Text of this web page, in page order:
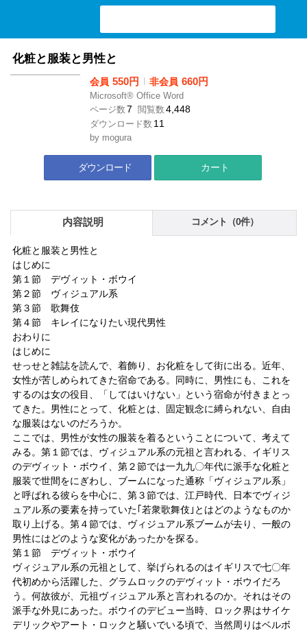
化粧と服装と男性と
会員 550円 l 非会員 660円
Microsoft® Office Word
ページ数 7 閲覧数 4,448
ダウンロード数 11
by mogura
ダウンロード カート
内容説明 コメント（0件）
化粧と服装と男性と
はじめに
第１節 デヴィット・ボウイ
第２節 ヴィジュアル系
第３節 歌舞伎
第４節 キレイになりたい現代男性
おわりに
はじめに
せっせと雑誌を読んで、着飾り、お化粧をして街に出る。近年、
女性が苦しめられてきた宿命である。同時に、男性にも、これを
するのは女の役目、「してはいけない」という宿命が付きまとっ
てきた。男性にとって、化粧とは、固定観念に縛られない、自由
な服装はないのだろうか。
ここでは、男性が女性の服装を着るということについて、考えて
みる。第１節では、ヴィジュアル系の元祖と言われる、イギリス
のデヴィット・ボウイ、第２節では一九九〇年代に派手な化粧と
服装で世間をにぎわし、ブームになった通称「ヴィジュアル系」
と呼ばれる彼らを中心に、第３節では、江戸時代、日本でヴィジ
ュアル系の要素を持っていた｢若衆歌舞伎｣とはどのようなものか
取り上げる。第４節では、ヴィジュアル系ブームが去り、一般の
男性にはどのような変化があったかを探る。
第１節 デヴィット・ボウイ
ヴィジュアル系の元祖として、挙げられるのはイギリスで七〇年
代初めから活躍した、グラムロックのデヴィット・ボウイだろ
う。何故彼が、元祖ヴィジュアル系と言われるのか。それはその
派手な外見にあった。ボウイのデビュー当時、ロック界はサイケ
デリックやアート・ロックと騒いでいる頃で、当然周りはベルボ